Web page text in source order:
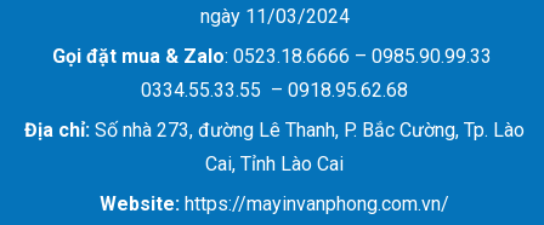
ngày 11/03/2024
Gọi đặt mua & Zalo: 0523.18.6666 – 0985.90.99.33
0334.55.33.55 – 0918.95.62.68
Địa chỉ: Số nhà 273, đường Lê Thanh, P. Bắc Cường, Tp. Lào
Cai, Tỉnh Lào Cai
Website: https://mayinvanphong.com.vn/